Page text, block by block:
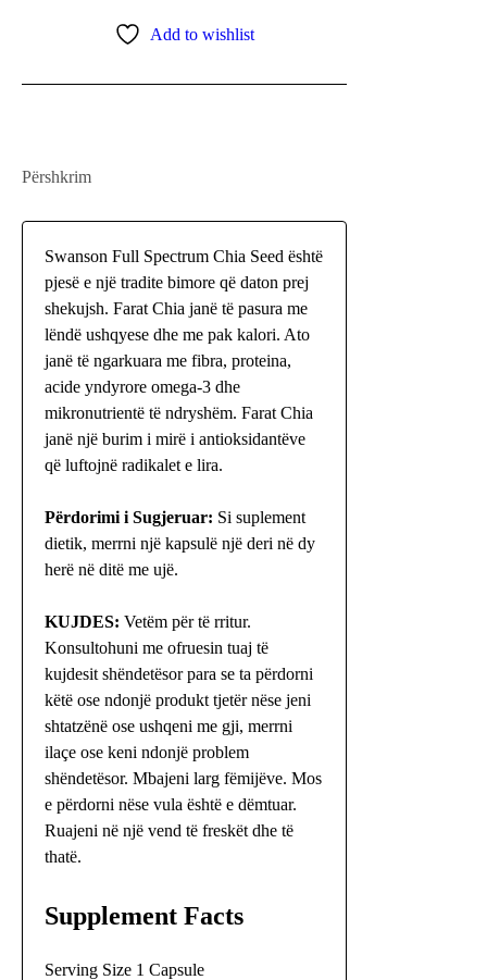
Add to wishlist
Përshkrim
Swanson Full Spectrum Chia Seed është
pjesë e një tradite bimore që daton prej
shekujsh. Farat Chia janë të pasura me
lëndë ushqyese dhe me pak kalori. Ato
janë të ngarkuara me fibra, proteina,
acide yndyrore omega-3 dhe
mikronutrientë të ndryshëm. Farat Chia
janë një burim i mirë i antioksidantëve
që luftojnë radikalet e lira.
Përdorimi i Sugjeruar: Si suplement
dietik, merrni një kapsulë një deri në dy
herë në ditë me ujë.
KUJDES: Vetëm për të rritur.
Konsultohuni me ofruesin tuaj të
kujdesit shëndetësor para se ta përdorni
këtë ose ndonjë produkt tjetër nëse jeni
shtatzënë ose ushqeni me gji, merrni
ilaçe ose keni ndonjë problem
shëndetësor. Mbajeni larg fëmijëve. Mos
e përdorni nëse vula është e dëmtuar.
Ruajeni në një vend të freskët dhe të
thatë.
Supplement Facts
Serving Size 1 Capsule